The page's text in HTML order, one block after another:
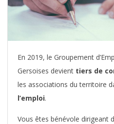
O
3
2
En 2019, le Groupement
Gersoises devient tiers de
les associations du territoire
l’emploi.
Vous êtes bénévole dirigeant